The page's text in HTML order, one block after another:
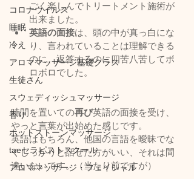
コロナウイルス
睡眠
冷え
アロママッサージ基礎クラス
生徒さん
スウェディッシュマッサージ
香り
ホットストーンマッサージ
taeセラピストスクール
アロママッサージ・フェイシャル
ごく楽しんでトリートメント施術が
出来ました。
英語の面接は、頭の中が真っ白にな
り、言われていることは理解できる
のに、返答するのに四苦八苦してボ
ロボロでした。
時間を置いての再び英語の面接を受け、
やっと言葉が出始めた感じです。
英語はもちろん、他国の言語を曖昧でな
くしっかりと話せた方がいい、それは間
違いないです。（当たり前ですが）